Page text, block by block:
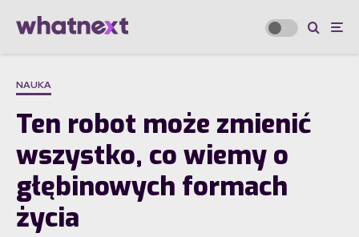
NAUKA
Ten robot może zmienić
wszystko, co wiemy o
głębinowych formach
życia